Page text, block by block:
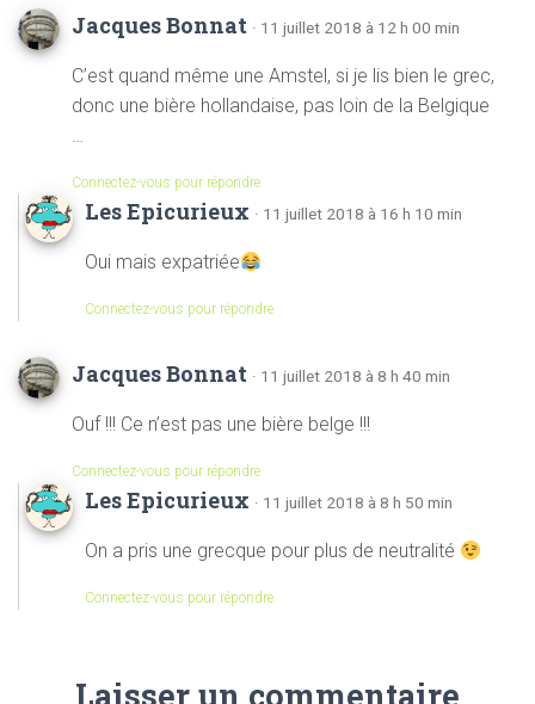
Jacques Bonnat · 11 juillet 2018 à 12 h 00 min
C’est quand même une Amstel, si je lis bien le grec,
donc une bière hollandaise, pas loin de la Belgique
…
Connectez-vous pour répondre
Les Epicurieux · 11 juillet 2018 à 16 h 10 min
Oui mais expatriée
Connectez-vous pour répondre
Jacques Bonnat · 11 juillet 2018 à 8 h 40 min
Ouf !!! Ce n’est pas une bière belge !!!
Connectez-vous pour répondre
Les Epicurieux · 11 juillet 2018 à 8 h 50 min
On a pris une grecque pour plus de neutralité
Connectez-vous pour répondre
Laisser un commentaire